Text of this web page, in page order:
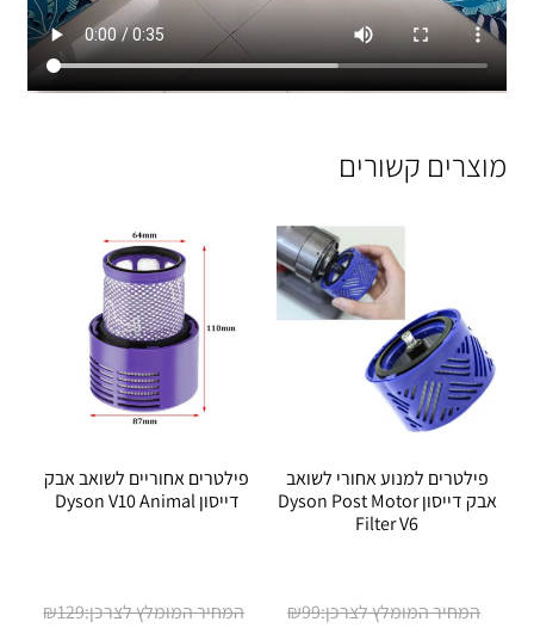
מוצרים קשורים
פילטרים למנוע אחורי לשואב
אבק דייסון Dyson Post Motor
Filter V6
₪99 המחיר
פילטרים אחוריים לשואב אבק
דייסון Dyson V10 Animal
₪129